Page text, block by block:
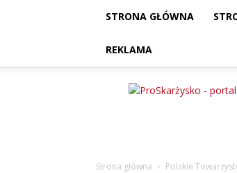
STRONA GŁÓWNA
REKLAMA
ProSkarżysko
Strona główna Polskie